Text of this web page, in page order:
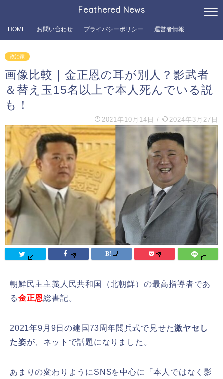
Feathered News
HOME お問い合わせ プライバシーポリシー 運営者情報
政治家
画像比較｜金正恩の耳が別人？影武者
＆替え玉15名以上で本人死んでいる説
も！
2021年10月14日 / 2024年3月27日
朝鮮民主主義人民共和国（北朝鮮）の最高指導者であ
る金正恩総書記。
2021年9月9日の建国73周年閲兵式で見せた激ヤセし
た姿が、ネットで話題になりました。
あまりの変わりようにSNSを中心に「本人ではなく影